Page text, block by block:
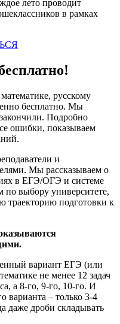
лето проводит
в рамках
русскому
бесплатно. Мы
Подробно
ошибки, показываем
и
Мы рассказываем о
в ЕГЭ/ОГЭ и системе
по выбору университете,
траекторию подготовки к
вариант ЕГЭ (или
не менее 12 задач
а 8-го, 9-го, 10-го. И
варианта – только 3-4
даже дроби складывать